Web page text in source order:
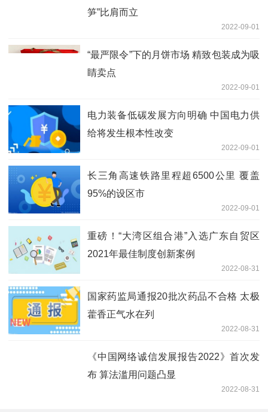
笋”比肩而立
2022-09-01
“最严限令”下的月饼市场 精致包装成为吸
睛卖点
2022-09-01
电力装备低碳发展方向明确 中国电力供
给将发生根本性改变
2022-09-01
长三角高速铁路里程超6500公里 覆盖
95%的设区市
2022-09-01
重磅！“大湾区组合港”入选广东自贸区
2021年最佳制度创新案例
2022-08-31
国家药监局通报20批次药品不合格 太极
藿香正气水在列
2022-08-31
《中国网络诚信发展报告2022》首次发
布 算法滥用问题凸显
2022-08-31